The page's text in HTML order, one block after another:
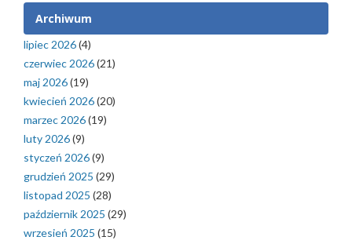
Archiwum
lipiec 2026(4)
czerwiec 2026(21)
maj 2026(19)
kwiecień 2026(20)
marzec 2026(19)
luty 2026(9)
styczeń 2026(9)
grudzień 2025 (29)
listopad 2025 (28)
październik 2025 (29)
wrzesień 2025 (15)